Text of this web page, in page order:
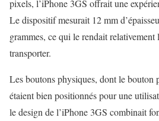
pixels, l’iPhone 3GS offrait une
Le dispositif mesurait 12 mm
grammes, ce qui le rendait relativement
transporter.
Les boutons physiques, dont le
étaient bien positionnés pour une
le design de l’iPhone 3GS combinait